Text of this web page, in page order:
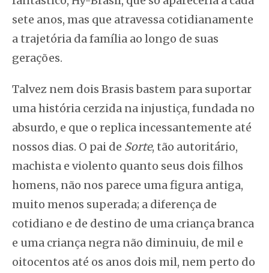
sete anos, mas que atravessa cotidianamente
a trajetória da família ao longo de suas
gerações.
Talvez nem dois Brasis bastem para suportar
uma história cerzida na injustiça, fundada no
absurdo, e que o replica incessantemente até
nossos dias. O pai de Sorte, tão autoritário,
machista e violento quanto seus dois filhos
homens, não nos parece uma figura antiga,
muito menos superada; a diferença de
cotidiano e de destino de uma criança branca
e uma criança negra não diminuiu, de mil e
oitocentos até os anos dois mil, nem perto do